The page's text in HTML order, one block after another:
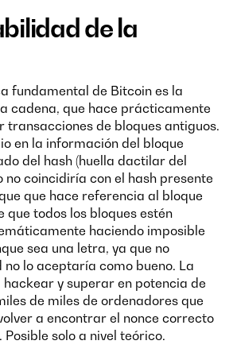
de la
fundamental de Bitcoin es la
cadena, que hace prácticamente
transacciones de bloques antiguos.
en la información del bloque
del hash (huella dactilar del
no coincidiría con el hash presente
que hace referencia al bloque
que todos los bloques estén
haciendo imposible
sea una letra, ya que no
lo aceptaría como bueno. La
y superar en potencia de
de miles de ordenadores que
a encontrar el nonce correcto
solo a nivel teórico.